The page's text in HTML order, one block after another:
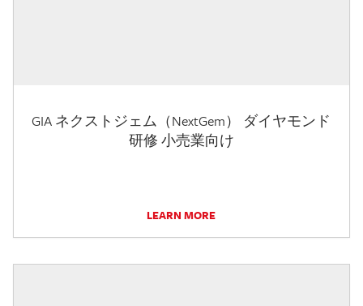
GIA ネクストジェム（NextGem） ダイヤモンド
研修 小売業向け
LEARN MORE